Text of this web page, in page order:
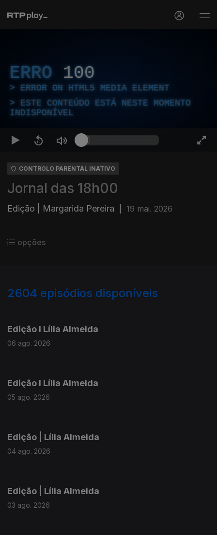
ERRO 100
ERROR ON HTML5 MEDIA ELEMENT
ESTE CONTEÚDO ESTÁ NESTE MOMENTO
INDISPONÍVEL
CONTROLO PARENTAL INATIVO
Jornal das 18h00
Edição | Margarida Pereira 19 mai. 2026
opções
2604 episódios disponíveis
Edição I Lília Almeida
06 ago. 2026
Edição I Lília Almeida
05 ago. 2026
Edição | Lília Almeida
04 ago. 2026
Edição | Lília Almeida
03 ago. 2026